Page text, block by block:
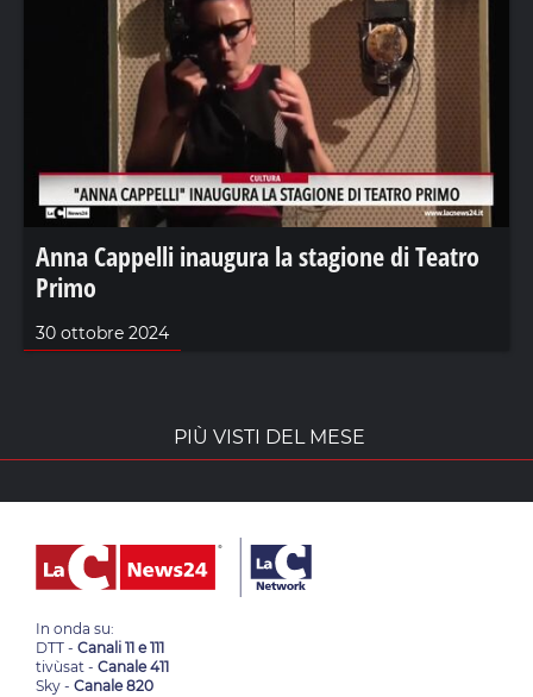
Anna Cappelli inaugura la stagione di Teatro
Primo
30 ottobre 2024
PIÙ VISTI DEL MESE
In onda su:
DTT - Canali 11 e 111
tivùsat - Canale 411
Sky - Canale 820